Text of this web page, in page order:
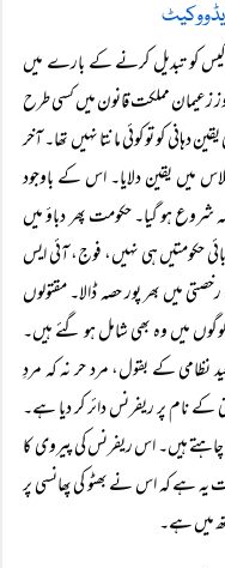
کو تبدیل کرنے کے بارے میں
روز زعیمان مملکت قانون میں کسی طرح
کو تو کوئی مانتا نہیں تھا۔ آخر
میں یقین دلایا۔ اس کے باوجود
شروع ہو گیا۔ حکومت پھر دباؤ میں
حکومتیں ہی نہیں، فوج، آئی ایس
میں بھر پور حصہ ڈالا۔ مقتولوں
میں وہ بھی شامل ہو گئے ہیں۔
نظامی کے بقول، مرد حر نہ کہ مردِ
نام پر ریفرنس دائر کر دیا ہے۔
چاہتے ہیں۔ اس ریفرنس کی پیروی کا
ہے کہ اس نے بھٹو کی پھانسی پر
میں ہے۔